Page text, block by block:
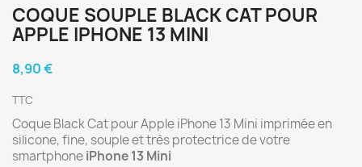
COQUE SOUPLE BLACK CAT POUR
APPLE IPHONE 13 MINI
8,90 €
TTC
Coque Black Cat pour Apple iPhone 13 Mini imprimée en
silicone, fine, souple et très protectrice de votre
smartphoneiPhone 13 Mini